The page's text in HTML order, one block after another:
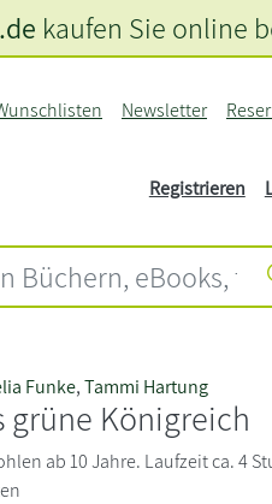
Newsletter
Registrieren
kaufen Sie online
Funke,Tammi Hartung
grüne Königreich
ab 10 Jahre. Laufzeit ca. 4